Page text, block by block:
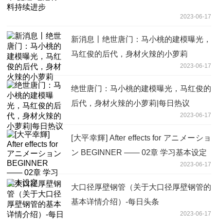
2023-06-17
新消息丨绝世唐门：马小桃的建模曝光，
马红俊的后代，身材火辣的小萝莉
2023-06-17
绝世唐门：马小桃的建模曝光，马红俊的
后代，身材火辣的小萝莉|每日热议
2023-06-17
[大平幸輝] After effects for アニメーショ
ン BEGINNER —— 02章 学习基本设定
2023-06-17
大口径厚壁钢管（关于大口径厚壁钢管的
基本详情介绍）-每日头条
2023-06-17